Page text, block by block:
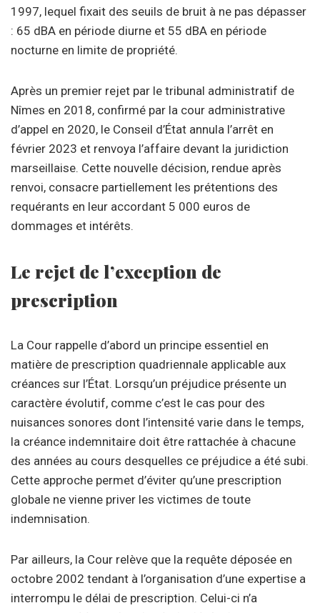
1997, lequel fixait des seuils de bruit à ne pas dépasser
: 65 dBA en période diurne et 55 dBA en période
nocturne en limite de propriété.
Après un premier rejet par le tribunal administratif de
Nîmes en 2018, confirmé par la cour administrative
d’appel en 2020, le Conseil d’État annula l’arrêt en
février 2023 et renvoya l’affaire devant la juridiction
marseillaise. Cette nouvelle décision, rendue après
renvoi, consacre partiellement les prétentions des
requérants en leur accordant 5 000 euros de
dommages et intérêts.
Le rejet de l’exception de
prescription
La Cour rappelle d’abord un principe essentiel en
matière de prescription quadriennale applicable aux
créances sur l’État. Lorsqu’un préjudice présente un
caractère évolutif, comme c’est le cas pour des
nuisances sonores dont l’intensité varie dans le temps,
la créance indemnitaire doit être rattachée à chacune
des années au cours desquelles ce préjudice a été subi.
Cette approche permet d’éviter qu’une prescription
globale ne vienne priver les victimes de toute
indemnisation.
Par ailleurs, la Cour relève que la requête déposée en
octobre 2002 tendant à l’organisation d’une expertise a
interrompu le délai de prescription. Celui-ci n’a